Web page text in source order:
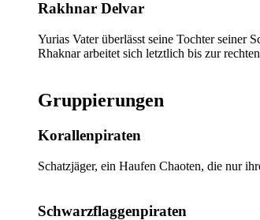
Rakhnar Delvar
Yurias Vater überlässt seine Tochter seiner
Rhaknar arbeitet sich letztlich bis zur
Gruppierungen
Korallenpiraten
Schatzjäger, ein Haufen Chaoten, die nur
Schwarzflaggenpiraten